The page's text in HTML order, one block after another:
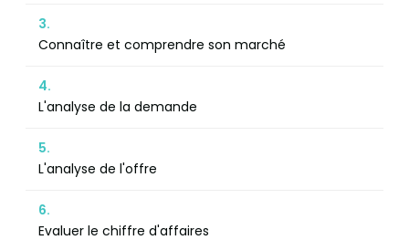
3.
Connaître et comprendre son marché
4.
L'analyse de la demande
5.
L'analyse de l'offre
6.
Evaluer le chiffre d'affaires